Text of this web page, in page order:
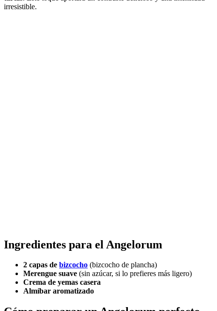
irresistible.
Ingredientes para el Angelorum
2 capas de bizcocho (bizcocho de plancha)
Merengue suave (sin azúcar, si lo prefieres más ligero)
Crema de yemas casera
Almíbar aromatizado